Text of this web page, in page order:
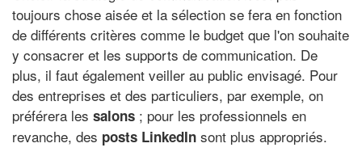
toujours chose aisée et la sélection se fera en fonction
de différents critères comme le budget que l'on souhaite
y consacrer et les supports de communication. De
plus, il faut également veiller au public envisagé. Pour
des entreprises et des particuliers, par exemple, on
préférera les salons ; pour les professionnels en
revanche, des posts LinkedIn sont plus appropriés.